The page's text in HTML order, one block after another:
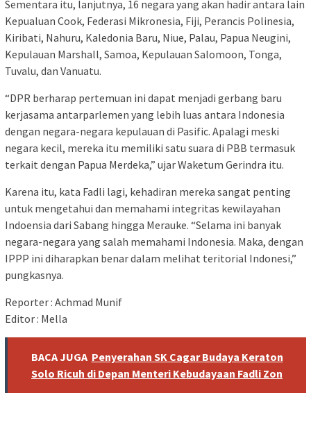
Sementara itu, lanjutnya, 16 negara yang akan hadir antara lain
Kepualuan Cook, Federasi Mikronesia, Fiji, Perancis Polinesia,
Kiribati, Nahuru, Kaledonia Baru, Niue, Palau, Papua Neugini,
Kepulauan Marshall, Samoa, Kepulauan Salomoon, Tonga,
Tuvalu, dan Vanuatu.
“DPR berharap pertemuan ini dapat menjadi gerbang baru
kerjasama antarparlemen yang lebih luas antara Indonesia
dengan negara-negara kepulauan di Pasific. Apalagi meski
negara kecil, mereka itu memiliki satu suara di PBB termasuk
terkait dengan Papua Merdeka,” ujar Waketum Gerindra itu.
Karena itu, kata Fadli lagi, kehadiran mereka sangat penting
untuk mengetahui dan memahami integritas kewilayahan
Indoensia dari Sabang hingga Merauke. “Selama ini banyak
negara-negara yang salah memahami Indonesia. Maka, dengan
IPPP ini diharapkan benar dalam melihat teritorial Indonesi,”
pungkasnya.
Reporter : Achmad Munif
Editor : Mella
BACA JUGA Penyerahan SK Cagar Budaya Keraton
Solo Ricuh di Depan Menteri Kebudayaan Fadli Zon